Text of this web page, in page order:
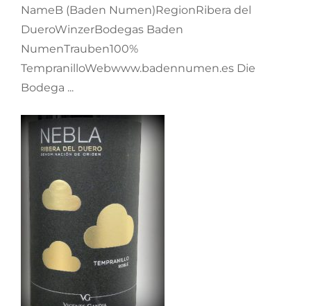
NameB (Baden Numen)RegionRibera del
DueroWinzerBodegas Baden
NumenTrauben100%
TempranilloWebwww.badennumen.es Die
Bodega ...